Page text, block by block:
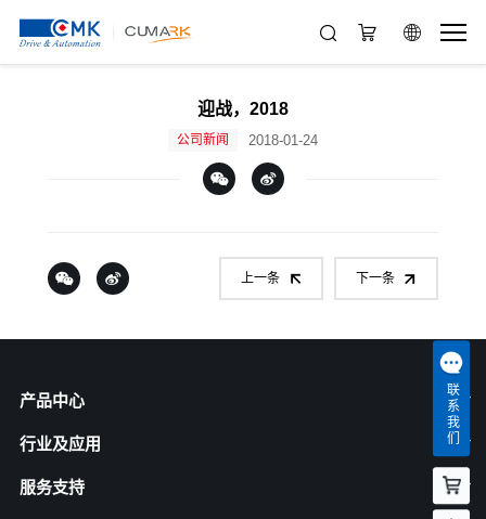
迎战，2018
公司新闻 2018-01-24
上一条 下一条
联系我们
产品中心
行业及应用
服务支持